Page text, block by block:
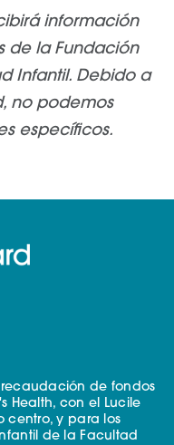
información
de la Fundación
Infantil. Debido a
no podemos
específicos.
de fondos
Health, con el Lucile
centro, y para los
de la Facultad